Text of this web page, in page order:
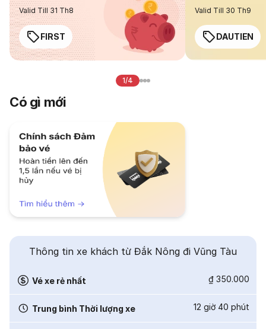
Valid Till 31 Th8
FIRST
Valid Till 30 Th9
DAUTIEN
1/4
Có gì mới
Thông tin xe khách từ Đắk Nông đi Vũng Tàu
Vé xe rẻ nhất ₫ 350.000
Trung bình Thời lượng xe 12 giờ 40 phút